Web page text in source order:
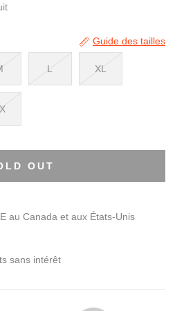
Guide des tailles
L XL
OUT
au Canada et aux États-Unis
sans intérêt